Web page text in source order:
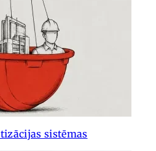
sistēmas